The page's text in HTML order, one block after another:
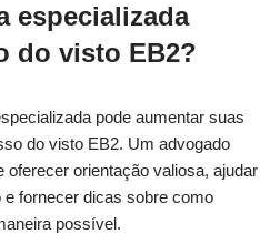
especializada
do visto EB2?
pode aumentar suas
do visto EB2. Um advogado
orientação valiosa, ajudar
fornecer dicas sobre como
possível.